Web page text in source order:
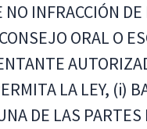
INFRACCIÓN
ORAL O
LA LEY, (i)
DE LAS